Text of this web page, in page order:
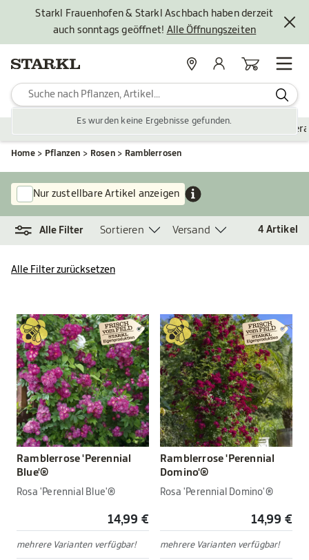
Starkl Frauenhofen & Starkl Aschbach haben derzeit
auch sonntags geöffnet! Alle Öffnungszeiten
Es wurden keine Ergebnisse gefunden.
StandorteMein KontoWarenkorb
Zubehör Gartengestaltung
Home Pflanzen Rosen Ramblerrosen
Nur zustellbare Artikel anzeigen
Alle Filter Sortieren Versand 4 Artikel
Alle Filter zurücksetzen
Ramblerrose 'Perennial
Blue'®
Rosa 'Perennial Blue'®
14,99 €
mehrere Varianten verfügbar!
Ramblerrose 'Perennial
Domino'®
Rosa 'Perennial Domino'®
14,99 €
mehrere Varianten verfügbar!